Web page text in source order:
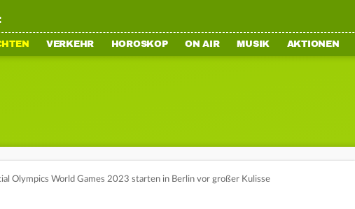
VERKEHR HOROSKOP ON AIR MUSIK AKTIONEN
Olympics World Games 2023 starten in Berlin vor großer Kulisse